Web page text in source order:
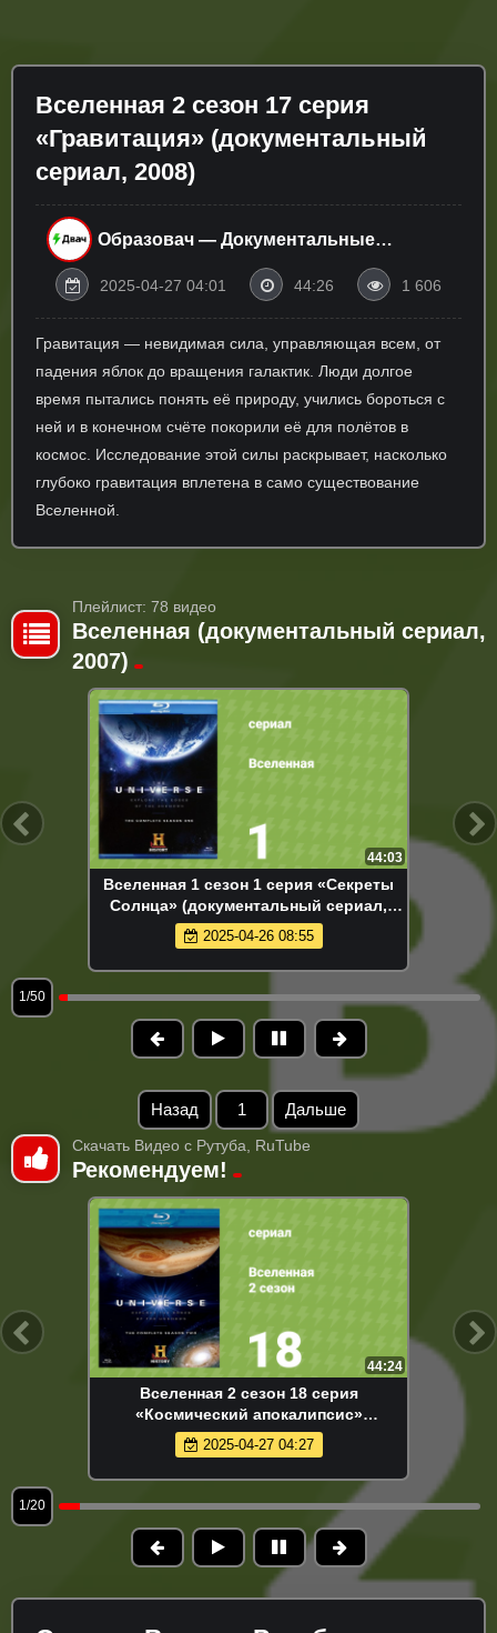
Вселенная 2 сезон 17 серия
«Гравитация» (документальный
сериал, 2008)
Образовач — Документальные
2025-04-27 04:01 44:26 1 606
Гравитация — невидимая сила, управляющая всем, от
падения яблок до вращения галактик. Люди долгое
время пытались понять её природу, учились бороться с
ней и в конечном счёте покорили её для полётов в
космос. Исследование этой силы раскрывает, насколько
глубоко гравитация вплетена в само существование
Вселенной.
Плейлист: 78 видео
Вселенная (документальный сериал,
2007)
44:03
Вселенная 1 сезон 1 серия «Секреты
Солнца» (документальный сериал,
2007)
2025-04-26 08:55
1/50
Назад 1 Дальше
Скачать Видео с Рутуба, RuTube
Рекомендуем!
44:24
Вселенная 2 сезон 18 серия
«Космический апокалипсис»
(документальный сериал, 2008)
2025-04-27 04:27
1/20